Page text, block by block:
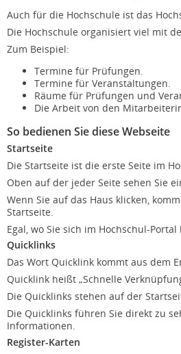
Auch für die Hochschule ist das
Die Hochschule organisiert viel mit
Zum Beispiel:
Termine für Prüfungen.
Termine für Veranstaltungen.
Räume für Prüfungen und
Die Arbeit von den
So bedienen Sie diese Webseite
Startseite
Die Startseite ist die erste Seite im
Oben auf der jeder Seite sehen Sie
Wenn Sie auf das Haus klicken,
Startseite.
Egal, wo Sie sich im Hochschul-Portal
Quicklinks
Das Wort Quicklink kommt aus dem
Quicklink heißt „Schnelle
Die Quicklinks stehen auf der
Die Quicklinks führen Sie direkt zu
Informationen.
Register-Karten